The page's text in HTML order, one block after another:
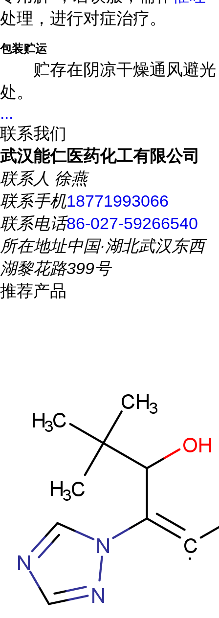
处理，进行对症治疗。
包装贮运
贮存在阴凉干燥通风避光
处。
...
联系我们
武汉能仁医药化工有限公司
联系人 徐燕
联系手机18771993066
联系电话86-027-59266540
所在地址中国·湖北武汉东西
湖黎花路399号
推荐产品